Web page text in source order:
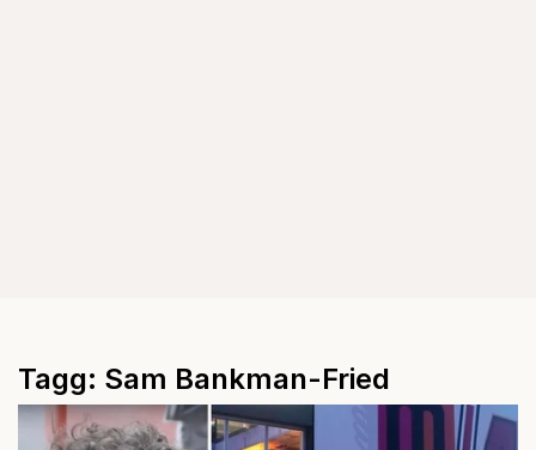
Tagg: Sam Bankman-Fried